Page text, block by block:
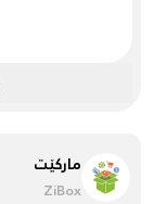
مارکێت
ZiBox